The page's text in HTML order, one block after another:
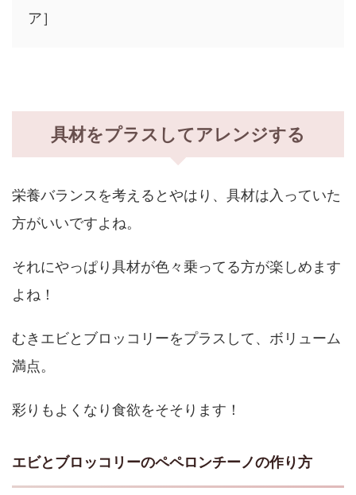
ア］
具材をプラスしてアレンジする
栄養バランスを考えるとやはり、具材は入っていた
方がいいですよね。
それにやっぱり具材が色々乗ってる方が楽しめます
よね！
むきエビとブロッコリーをプラスして、ボリューム
満点。
彩りもよくなり食欲をそそります！
エビとブロッコリーのペペロンチーノの作り方